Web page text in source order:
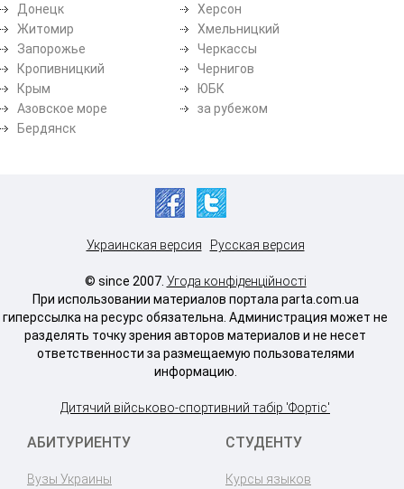
Донецк
Житомир
Запорожье
Кропивницкий
Крым
Азовское море
Бердянск
Херсон
Хмельницкий
Черкассы
Чернигов
ЮБК
за рубежом
Украинская версия Русская версия
© since 2007. Угода конфіденційності
При использовании материалов портала parta.com.ua
гиперссылка на ресурс обязательна. Администрация может не
разделять точку зрения авторов материалов и не несет
ответственности за размещаемую пользователями
информацию.
Дитячий військово-спортивний табір 'Фортіс'
АБИТУРИЕНТУ
Вузы Украины
СТУДЕНТУ
Курсы языков